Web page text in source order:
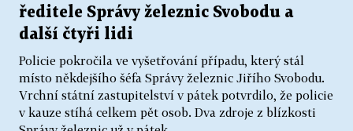
ředitele Správy železnic Svobodu a
další čtyři lidi
Policie pokročila ve vyšetřování případu, který stál
místo někdejšího šéfa Správy železnic Jiřího Svobodu.
Vrchní státní zastupitelství v pátek potvrdilo, že policie
v kauze stíhá celkem pět osob. Dva zdroje z blízkosti